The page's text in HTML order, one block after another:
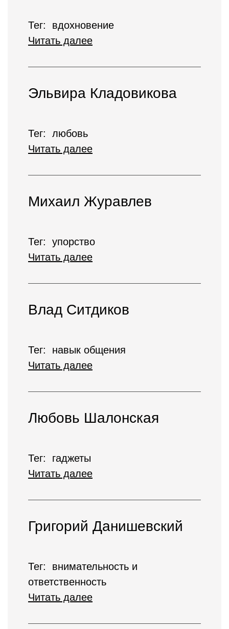
Тег: вдохновение
Читать далее
Эльвира Кладовикова
Тег: любовь
Читать далее
Михаил Журавлев
Тег: упорство
Читать далее
Влад Ситдиков
Тег: навык общения
Читать далее
Любовь Шалонская
Тег: гаджеты
Читать далее
Григорий Данишевский
Тег: внимательность и
ответственность
Читать далее